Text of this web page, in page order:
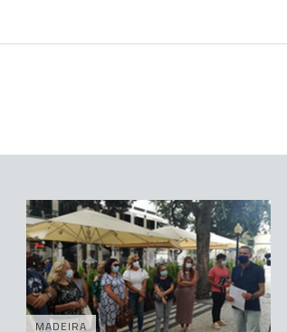
MADEIRA